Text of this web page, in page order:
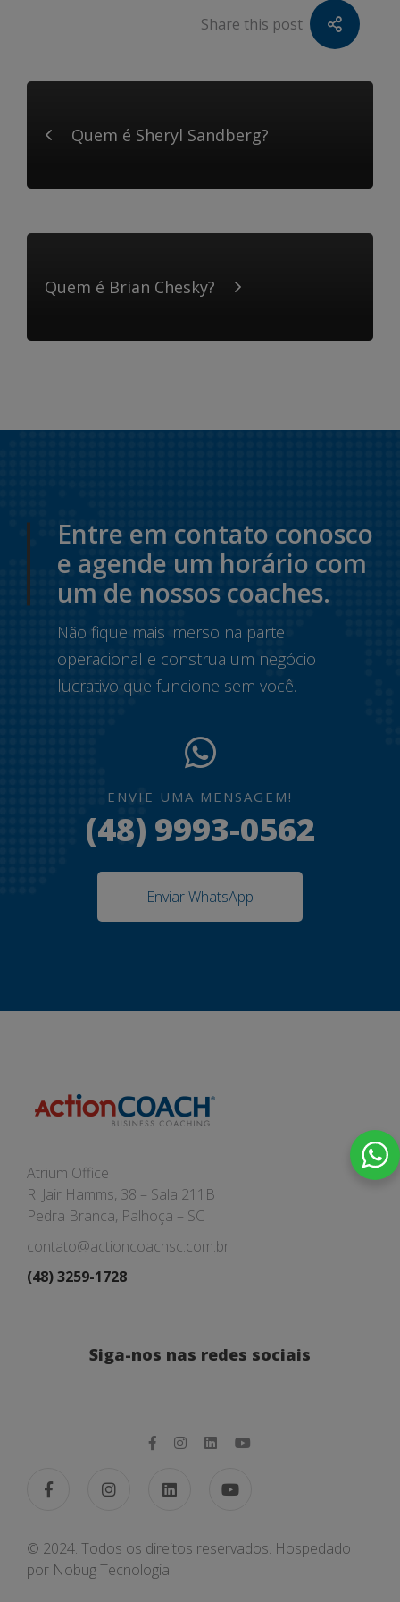
Share this post
Quem é Sheryl Sandberg?
Quem é Brian Chesky?
Entre em contato conosco
e agende um horário com
um de nossos coaches.
Não fique mais imerso na parte
operacional e construa um negócio
lucrativo que funcione sem você.
ENVIE UMA MENSAGEM!
(48) 9993-0562
Enviar WhatsApp
Atrium Office
R. Jair Hamms, 38 – Sala 211B
Pedra Branca, Palhoça – SC
contato@actioncoachsc.com.br
(48) 3259-1728
Siga-nos nas redes sociais
© 2024. Todos os direitos reservados. Hospedado
por Nobug Tecnologia.